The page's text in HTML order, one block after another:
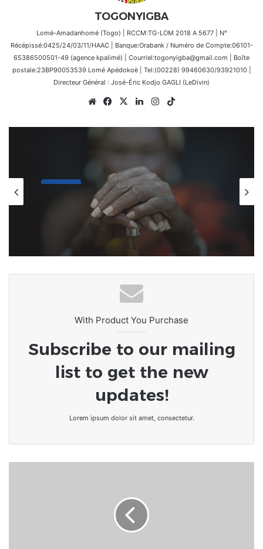
TOGONYIGBA
Lomé-Amadanhomé (Togo) | RCCM:TG-LOM 2018 A 5677 | N°
Récépissé:0425/24/03/11/HAAC | Banque:Orabank / Numéro de Compte:06101-
65386500501-49 (agence kpalimé) | Courriel:togonyigba@gmail.com | Boîte
postale:23BP90053539 Lomé Apédokoè | Tel:(00228) 99460630/93921010 |
Directeur Général : José-Éric Kodjo GAGLI (LeDivin)
WebsiteFacebook
X LinkedinInstagram
L’Afrique au carrefour des
consciences : le devoir de rompre
avec la culture du naufrage
With Product You Purchase
Subscribe to our mailing
list to get the new
updates!
Lorem ipsum dolor sit amet, consectetur.